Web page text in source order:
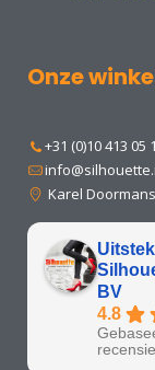
Onze
+31 (0)10 413 05
Karel
BV
4.8